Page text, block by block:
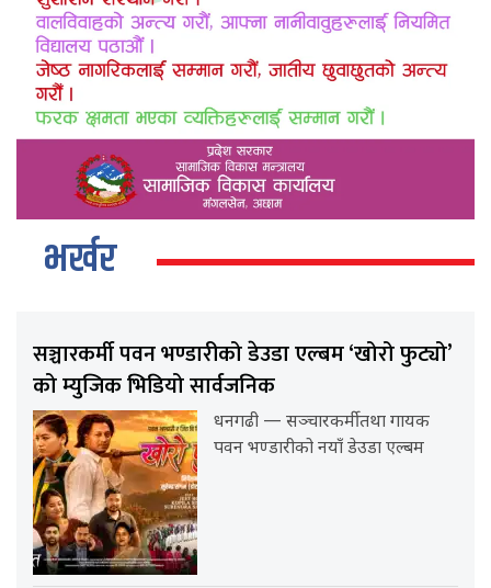
भर्खर
सञ्चारकर्मी पवन भण्डारीको डेउडा एल्बम ‘खोरो फुट्यो’
को म्युजिक भिडियो सार्वजनिक
धनगढी — सञ्चारकर्मी तथा गायक
पवन भण्डारीको नयाँ डेउडा एल्बम